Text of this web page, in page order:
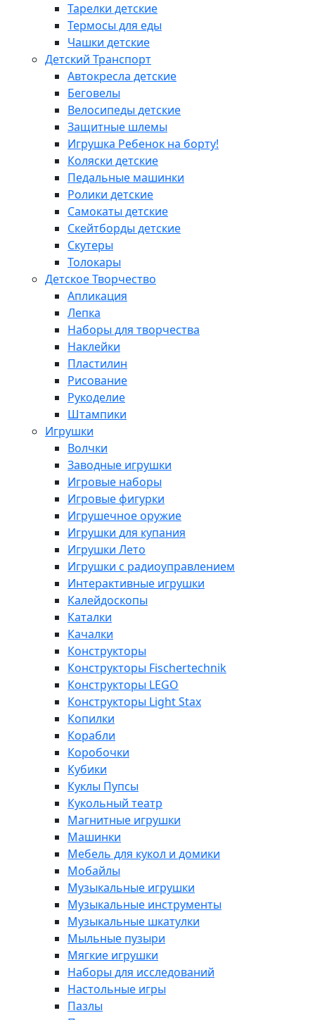
Тарелки детские
Термосы для еды
Чашки детские
Детский Транспорт
Автокресла детские
Беговелы
Велосипеды детские
Защитные шлемы
Игрушка Ребенок на борту!
Коляски детские
Педальные машинки
Ролики детские
Самокаты детские
Скейтборды детские
Скутеры
Толокары
Детское Творчество
Апликация
Лепка
Наборы для творчества
Наклейки
Пластилин
Рисование
Рукоделие
Штампики
Игрушки
Волчки
Заводные игрушки
Игровые наборы
Игровые фигурки
Игрушечное оружие
Игрушки для купания
Игрушки Лето
Игрушки с радиоуправлением
Интерактивные игрушки
Калейдоскопы
Каталки
Качалки
Конструкторы
Конструкторы Fisсhertechnik
Конструкторы LEGO
Конструкторы Light Stax
Копилки
Корабли
Коробочки
Кубики
Куклы Пупсы
Кукольный театр
Магнитные игрушки
Машинки
Мебель для кукол и домики
Мобайлы
Музыкальные игрушки
Музыкальные инструменты
Музыкальные шкатулки
Мыльные пузыри
Мягкие игрушки
Наборы для исследований
Настольные игры
Пазлы